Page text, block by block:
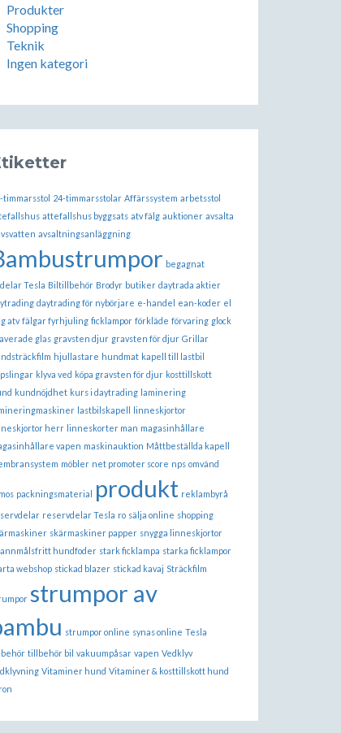
Produkter
Shopping
Teknik
Ingen kategori
timmarsstol 24-timmarsstolar Affärssystem arbetsstol
attefallshus byggsats atv fälg auktioner avsalta
avsaltningsanläggning
begagnat
Tesla Biltillbehör Brodyr butiker daytrada aktier
daytrading för nybörjare e-handel ean-koder el
atv fälgar fyrhjuling ficklampor förkläde förvaring glock
glas gravsten djur gravsten för djur Grillar
hjullastare hundmat kapell till lastbil
klyva ved köpa gravsten för djur kosttillskott
kundnöjdhet kurs i daytrading laminering
lastbilskapell linneskjortor
herr linneskorter man magasinhållare
vapen maskinauktion Måttbeställda kapell
möbler net promoter score nps omvänd
packningsmaterial produkt reklambyrå
reservdelar Tesla ro sälja online shopping
skärmaskiner papper snygga linneskjortor
hundfoder stark ficklampa starka ficklampor
webshop stickad blazer stickad kavaj Sträckfilm
strumpor av
strumpor online synas online Tesla
tillbehör bil vakuumpåsar vapen Vedklyv
Vitaminer hund Vitaminer & kosttillskott hund